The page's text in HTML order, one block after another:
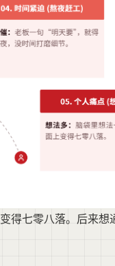
得七零八落。后来想